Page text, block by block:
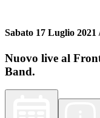
Sabato 17 Luglio 2021
Nuovo live al
Band.